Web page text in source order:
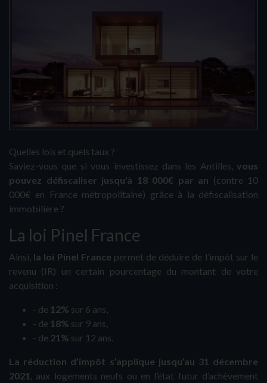
Quelles lois et quels taux ?
Saviez-vous que si vous investissez dans les Antilles, vous
pouvez défiscaliser jusqu'à 18 000€ par an (contre 10
000€ en France métropolitaine) grâce à la défiscalisation
immobilière ?
La loi Pinel France
Ainsi, la loi Pinel France permet de déduire de l’impôt sur le
revenu (IR) un certain pourcentage du montant de votre
acquisition :
- de 12% sur 6 ans,
- de 18% sur 9 ans,
- de 21% sur 12 ans.
La réduction d’impôt s’applique jusqu’au 31 décembre
2021
, aux logements neufs ou en l’état futur d’achèvement